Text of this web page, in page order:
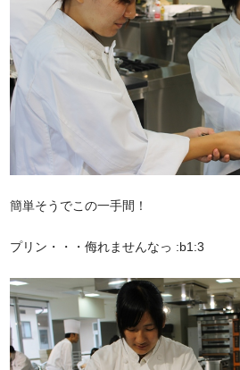
簡単そうでこの一手間！
プリン・・・侮れませんなっ :b1:3